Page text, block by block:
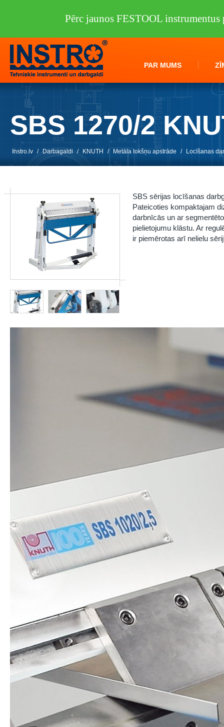
PAR MUMS
SBS 1270/2
Instro.lv / Darbagaldi / KNUTH / Metāla lokšņu apstrāde / Locīšanas
SBS sērijas locīšanas
Pateicoties kompaktajam
darbnīcās un ar
pielietojumu klāstu. Ar
ir piemērotas arī nelielu
Pērc jaunos FESTOOL